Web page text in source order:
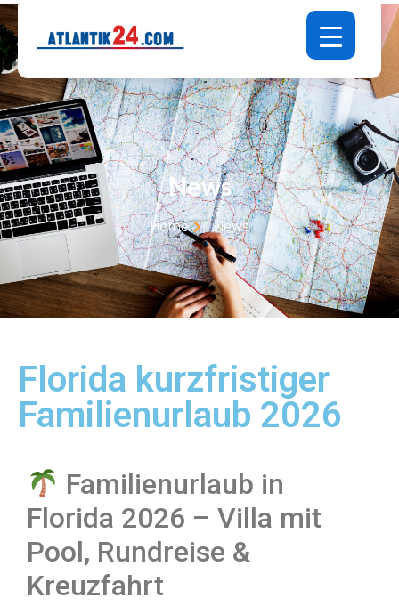
News
Home News
Florida kurzfristiger
Familienurlaub 2026
Familienurlaub in
Florida 2026 – Villa mit
Pool, Rundreise &
Kreuzfahrt